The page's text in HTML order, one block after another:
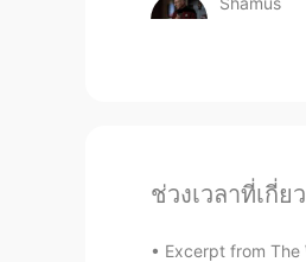
💗💗💗
ช่วงเวลาที่เกี่ย
Excerpt from